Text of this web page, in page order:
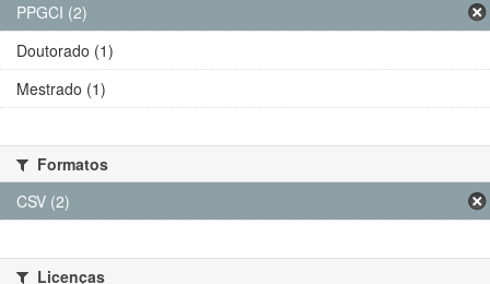
PPGCI (2)
Doutorado (1)
Mestrado (1)
Formatos
CSV (2)
Licenças